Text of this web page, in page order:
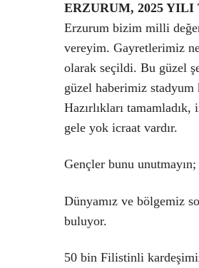
ERZURUM, 2025
Erzurum bizim milli
vereyim. Gayretlerimiz
olarak seçildi. Bu güzel
güzel haberimiz
Hazırlıkları
gele yok icraat vardır.
Gençler bunu
Dünyamız ve bölgemiz
buluyor.
50 bin Filistinli